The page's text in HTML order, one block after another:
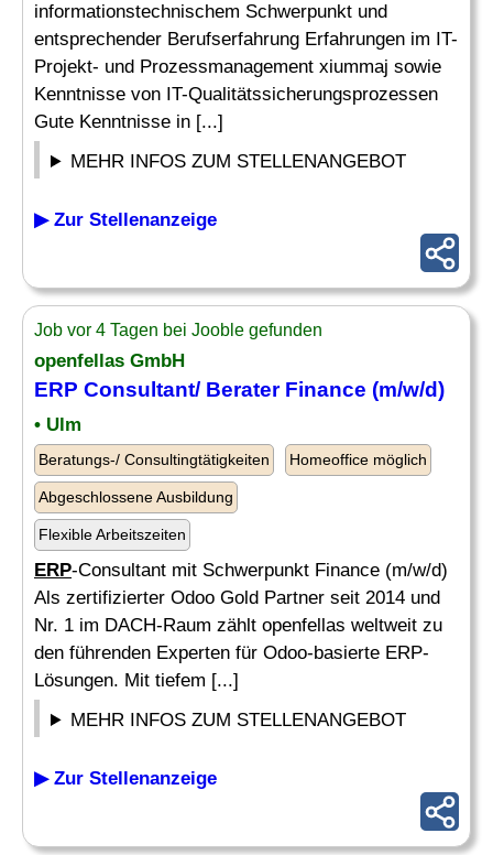
informationstechnischem Schwerpunkt und
entsprechender Berufserfahrung Erfahrungen im IT-
Projekt- und Prozessmanagement xiummaj sowie
Kenntnisse von IT-Qualitätssicherungsprozessen
Gute Kenntnisse in [...]
MEHR INFOS ZUM STELLENANGEBOT
▶ Zur Stellenanzeige
Job vor 4 Tagen bei Jooble gefunden
openfellas GmbH
ERP Consultant/ Berater Finance (m/w/d)
• Ulm
Beratungs-/ Consultingtätigkeiten Homeoffice möglich
Abgeschlossene Ausbildung
Flexible Arbeitszeiten
ERP-Consultant mit Schwerpunkt Finance (m/w/d)
Als zertifizierter Odoo Gold Partner seit 2014 und
Nr. 1 im DACH-Raum zählt openfellas weltweit zu
den führenden Experten für Odoo-basierte ERP-
Lösungen. Mit tiefem [...]
MEHR INFOS ZUM STELLENANGEBOT
▶ Zur Stellenanzeige